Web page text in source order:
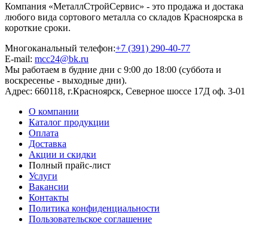
Компания «МеталлСтройСервис» - это продажа и достака
любого вида сортового металла со складов Красноярска в
короткие сроки.
Многоканальный телефон:+7 (391) 290-40-77
E-mail: mcc24@bk.ru
Мы работаем в будние дни с 9:00 до 18:00 (суббота и
воскресенье - выходные дни).
Адрес: 660118, г.Красноярск, Северное шоссе 17Д оф. 3-01
О компании
Каталог продукции
Оплата
Доставка
Акции и скидки
Полный прайс-лист
Услуги
Вакансии
Контакты
Политика конфиденциальности
Пользовательское соглашение